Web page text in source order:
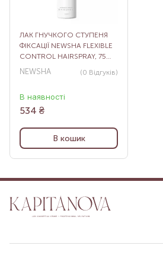
ЛАК ГНУЧКОГО СТУПЕНЯ
ФІКСАЦІЇ NEWSHA FLEXIBLE
CONTROL HAIRSPRAY, 75
МЛ
NEWSHA (0 Відгуків)
В наявності
534 ₴
В кошик